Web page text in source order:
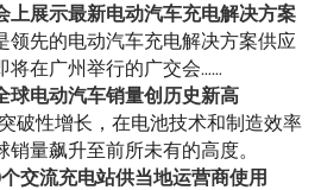
上展示最新电动汽车充电解决方案
领先的电动汽车充电解决方案供应
将在广州举行的广交会……
球电动汽车销量创历史新高
破性增长，在电池技术和制造效率
量飙升至前所未有的高度。
交流充电站供当地运营商使用